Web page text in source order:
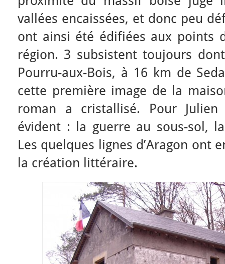
vallées encaissées, et donc peu
ont ainsi été édifiées aux points
région. 3 subsistent toujours
Pourru-aux-Bois, à 16 km de
cette première image de la
roman a cristallisé. Pour
évident : la guerre au sous-sol,
Les quelques lignes d’Aragon ont
la création littéraire.